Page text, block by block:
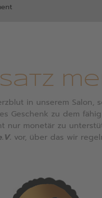
in unserem
Geschenk zu dem
nur monetär zu
vor, über das wir